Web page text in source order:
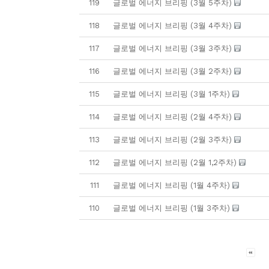
119 글로벌 에너지 브리핑 (3월 5주차)
118 글로벌 에너지 브리핑 (3월 4주차)
117 글로벌 에너지 브리핑 (3월 3주차)
116 글로벌 에너지 브리핑 (3월 2주차)
115 글로벌 에너지 브리핑 (3월 1주차)
114 글로벌 에너지 브리핑 (2월 4주차)
113 글로벌 에너지 브리핑 (2월 3주차)
112 글로벌 에너지 브리핑 (2월 1,2주차)
111 글로벌 에너지 브리핑 (1월 4주차)
110 글로벌 에너지 브리핑 (1월 3주차)